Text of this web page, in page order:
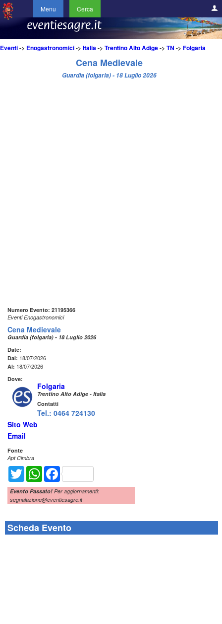
Menu Cerca
Eventi-> Enogastronomici-> Italia-> Trentino Alto Adige-> TN -> Folgaria
Cena Medievale
Guardia (folgaria) - 18 Luglio 2026
Numero Evento: 21195366
Eventi Enogastronomici
Cena Medievale
Guardia (folgaria) - 18 Luglio 2026
Date:
Dal: 18/07/2026
Al: 18/07/2026
Dove:
Folgaria
Trentino Alto Adige - Italia
Contatti
Tel.: 0464 724130
Sito Web
Email
Fonte
Apt Cimbra
Twitter WhatsAppFacebook
Evento Passato! Per aggiornamenti:
segnalazione@eventiesagre.it
Scheda Evento